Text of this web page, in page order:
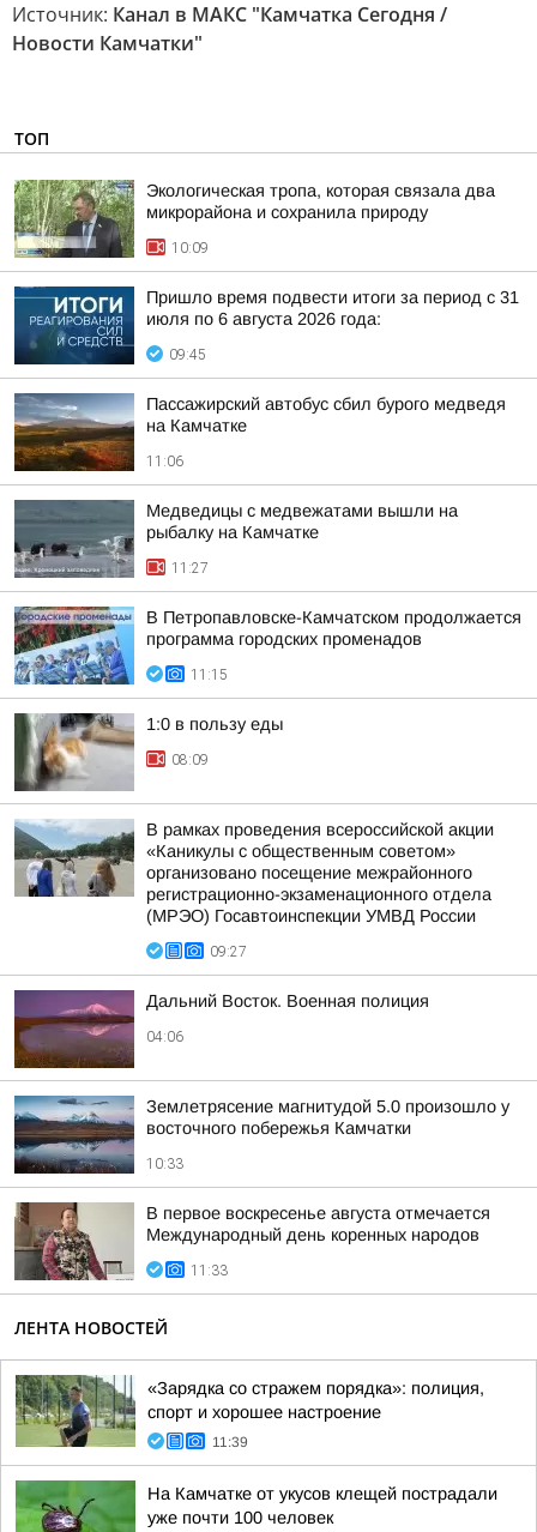
Источник: Канал в МАКС "Камчатка Сегодня /
Новости Камчатки"
ТОП
Экологическая тропа, которая связала два
микрорайона и сохранила природу
10:09
Пришло время подвести итоги за период с 31
июля по 6 августа 2026 года:
09:45
Пассажирский автобус сбил бурого медведя
на Камчатке
11:06
Медведицы с медвежатами вышли на
рыбалку на Камчатке
11:27
В Петропавловске-Камчатском продолжается
программа городских променадов
11:15
1:0 в пользу еды
08:09
В рамках проведения всероссийской акции
«Каникулы с общественным советом»
организовано посещение межрайонного
регистрационно-экзаменационного отдела
(МРЭО) Госавтоинспекции УМВД России
09:27
Дальний Восток. Военная полиция
04:06
Землетрясение магнитудой 5.0 произошло у
восточного побережья Камчатки
10:33
В первое воскресенье августа отмечается
Международный день коренных народов
11:33
ЛЕНТА НОВОСТЕЙ
«Зарядка со стражем порядка»: полиция,
спорт и хорошее настроение
11:39
На Камчатке от укусов клещей пострадали
уже почти 100 человек